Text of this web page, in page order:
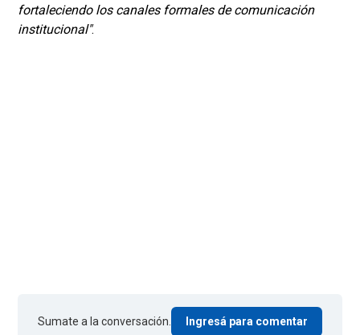
fortaleciendo los canales formales de comunicación
institucional".
Sumate a la conversación. Ingresá para comentar